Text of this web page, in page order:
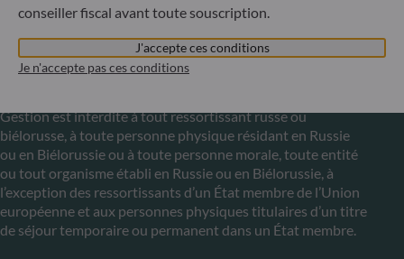
S’inscrivant dans le cadre des sanctions prises par l’Union
européenne dans le cadre de la crise ukrainienne, nous vous
informons que, compte tenu des dispositions des
règlements UE n°833/2014 et UE n°398/2022, la
Gestion est interdite à tout ressortissant russe ou
biélorusse, à toute personne physique résidant en Russie
ou en Biélorussie ou à toute personne morale, toute entité
ou tout organisme établi en Russie ou en Biélorussie, à
l’exception des ressortissants d’un État membre de l’Union
européenne et aux personnes physiques titulaires d’un titre
de séjour temporaire ou permanent dans un État membre.
conseiller fiscal avant toute souscription.
J'accepte ces conditions
Je n'accepte pas ces conditions